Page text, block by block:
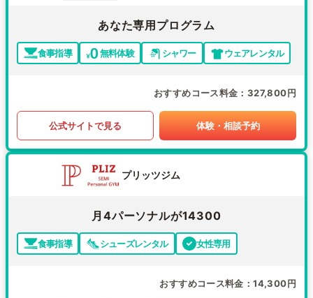
あなた専用プログラム
食事指導 無料体験 シャワー ウェアレンタル
おすすめコース料金 327,800円
公式サイトで見る 体験・相談予約
プリッツジム
月4パーソナルが14300
食事指導 シューズレンタル 女性専用
おすすめコース料金 14,300円